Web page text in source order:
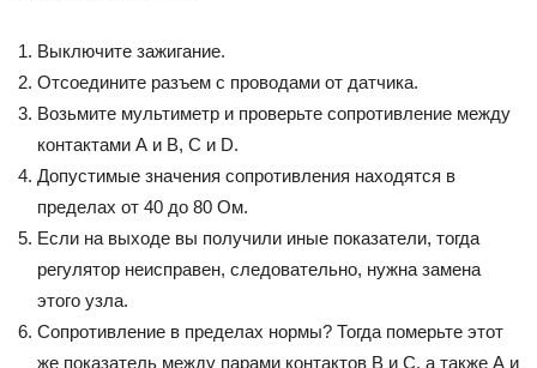
Выключите зажигание.
Отсоедините разъем с проводами от датчика.
Возьмите мультиметр и проверьте сопротивление между
контактами А и В, С и D.
Допустимые значения сопротивления находятся в
пределах от 40 до 80 Ом.
Если на выходе вы получили иные показатели, тогда
регулятор неисправен, следовательно, нужна замена
этого узла.
Сопротивление в пределах нормы? Тогда померьте этот
же показатель между парами контактов В и С, а также А и